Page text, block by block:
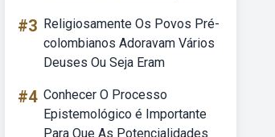
#3 Religiosamente Os Povos Pré-
colombianos Adoravam Vários
Deuses Ou Seja Eram
#4 Conhecer O Processo
Epistemológico é Importante
Para Que As Potencialidades